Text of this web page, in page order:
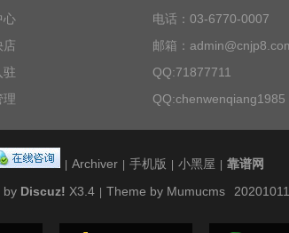
心
店
驻
理
电话：03-6770-0007
邮箱：
QQ:71877711
QQ:chenwenqiang1985
Archiver 手机版 小黑屋
靠谱网
by Discuz! X3.4 Theme by Mumucms